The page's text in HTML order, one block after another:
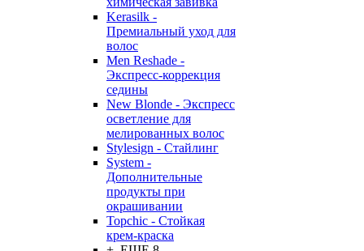
Kerasilk -
Премиальный уход для
волос
Men Reshade -
Экспресс-коррекция
седины
New Blonde - Экспресс
осветление для
мелированных волос
Stylesign - Стайлинг
System -
Дополнительные
продукты при
окрашивании
Topchic - Стойкая
крем-краска